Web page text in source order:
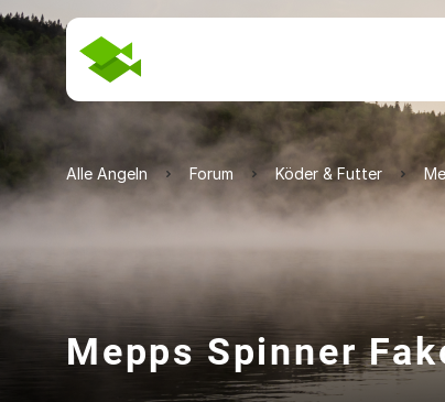
Alle Angeln Forum Köder & Futter
Mepps Spinner